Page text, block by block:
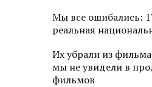
Мы все ошибались:
реальная
Их убрали из
мы не увидели в
фильмов